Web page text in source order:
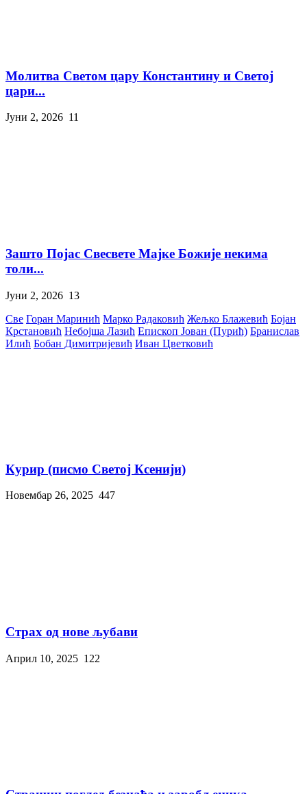
Молитва Светом цару Константину и Светој
цари...
Јуни 2, 2026 11
Зашто Појас Свесвете Мајке Божије некима
толи...
Јуни 2, 2026 13
Све Горан Маринић Марко Радаковић Жељко Блажевић Бојан
Крстановић Небојша Лазић Епископ Јован (Пурић) Бранислав
Илић Бобан Димитријевић Иван Цветковић
Курир (писмо Светој Ксенији)
Новембар 26, 2025 447
Страх од нове љубави
Април 10, 2025 122